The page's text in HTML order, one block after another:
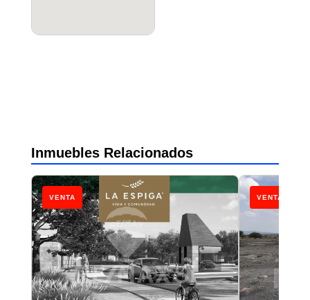
Inmuebles Relacionados
VENTA VENTA